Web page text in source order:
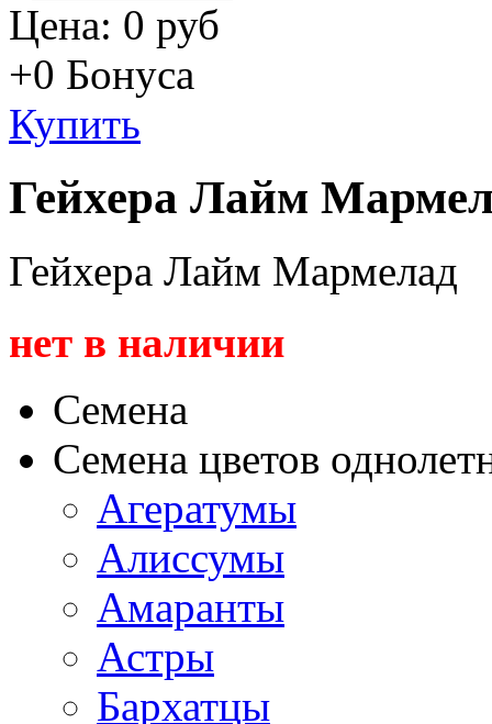
Цена: 0 руб
+0 Бонуса
Купить
Гейхера Лайм
Гейхера Лайм Мармелад
нет в наличии
Семена
Семена цветов
Агератумы
Алиссумы
Амаранты
Астры
Бархатцы